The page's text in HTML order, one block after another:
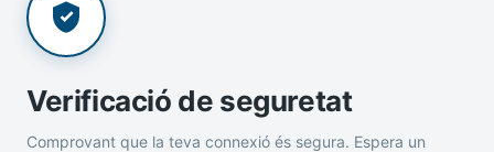
Verificació de seguretat
Comprovant que la teva connexió és segura. Espera un